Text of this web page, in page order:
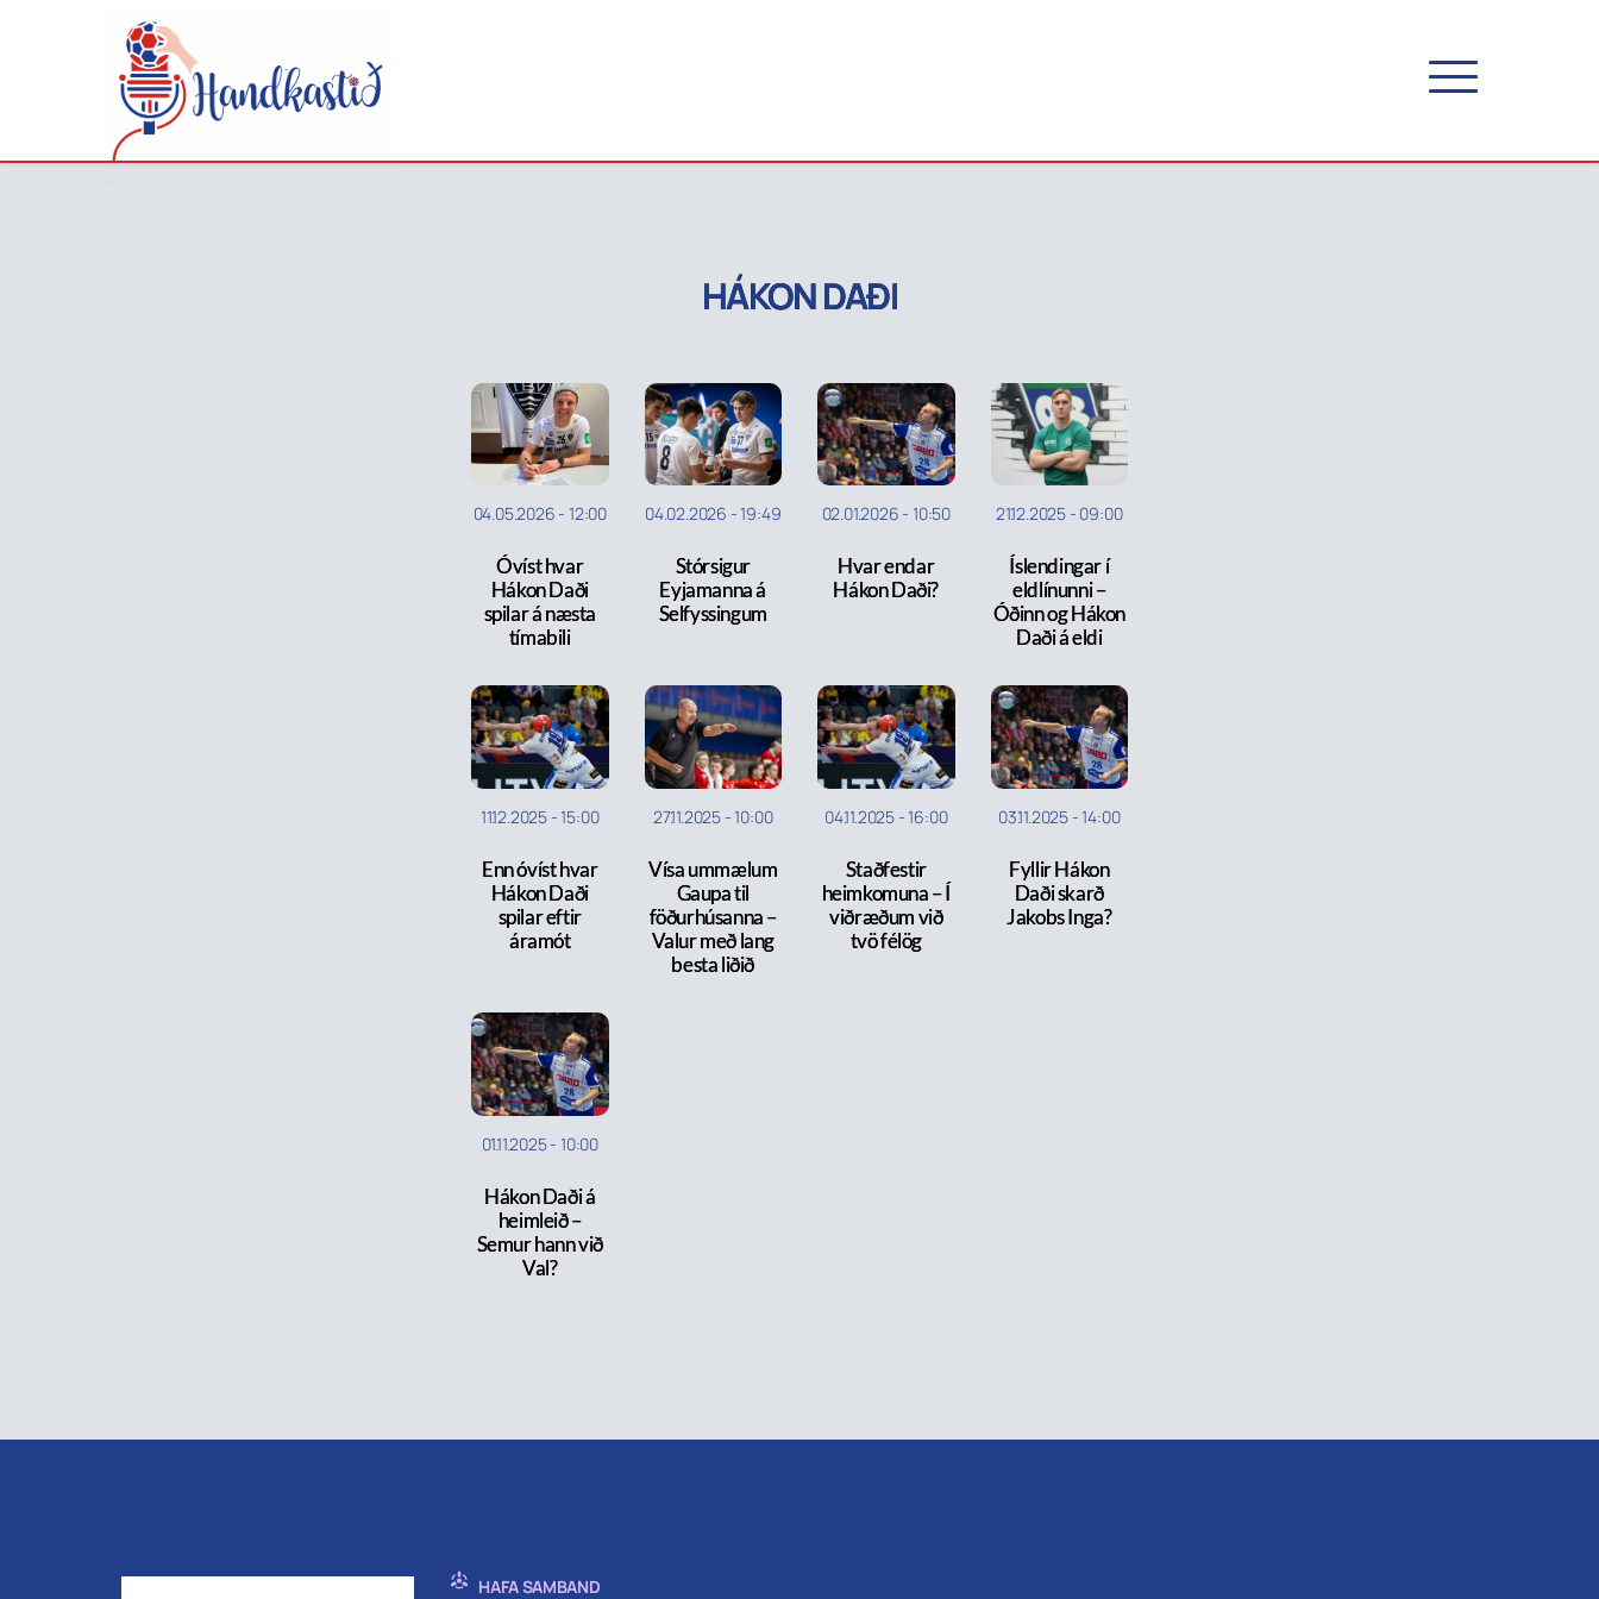
HÁKON DAÐI
04.05.2026 - 12:00
Óvíst hvar
Hákon Daði
spilar á næsta
tímabili
04.02.2026 -19:49
Stórsigur
Eyjamanna á
Selfyssingum
02.01.2026 - 10:50
Hvar endar
Hákon Daði?
21.12.2025 - 09:00
Íslendingar í
eldlínunni –
Óðinn og Hákon
Daði á eldi
11.12.2025 -15:00
Enn óvíst hvar
Hákon Daði
spilar eftir
áramót
27.11.2025 -10:00
Vísa ummælum
Gaupa til
föðurhúsanna –
Valur með lang
besta liðið
04.11.2025 -16:00
Staðfestir
heimkomuna – Í
viðræðum við
tvö félög
03.11.2025 -14:00
Fyllir Hákon
Daði skarð
Jakobs Inga?
01.11.2025- 10:00
Hákon Daði á
heimleið –
Semur hann við
Val?
HAFA SAMBAND